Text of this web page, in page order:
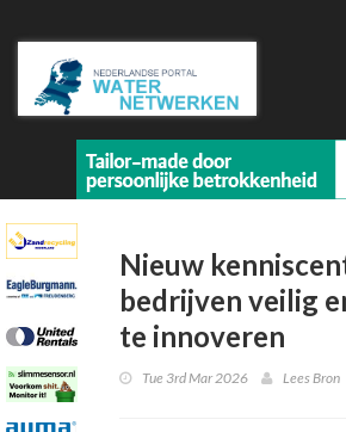
Nieuw
bedrijven veilig
te innoveren
Tue 3rd Mar 2026 Lees Bron